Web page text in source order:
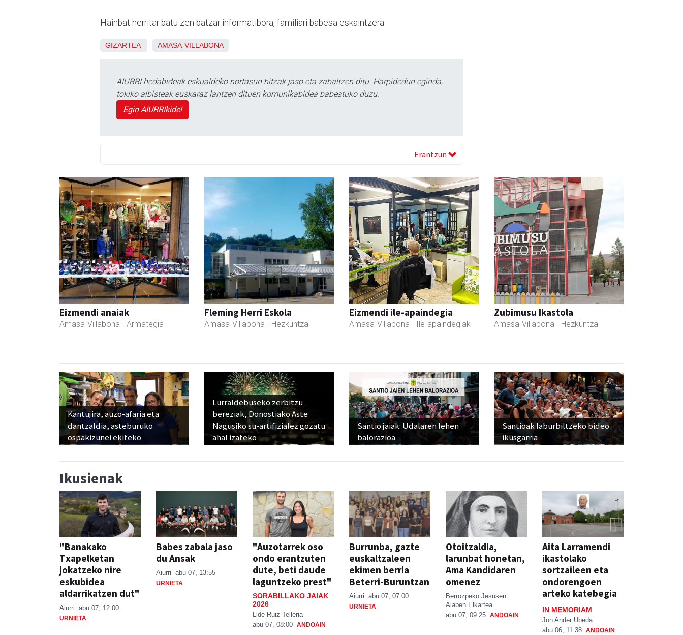
Hainbat herritar batu zen batzar informatibora, familiari babesa eskaintzera.
GIZARTEA AMASA-VILLABONA
AIURRI hedabideak eskualdeko nortasun hitzak jaso eta zabaltzen ditu. Harpidedun eginda,
tokiko albisteak euskaraz lantzen dituen komunikabidea babestuko duzu.
Egin AIURRIkide!
Erantzun
Eizmendi anaiak
Amasa-Villabona - Armategia
Fleming Herri Eskola
Amasa-Villabona - Hezkuntza
Eizmendi ile-apaindegia
Amasa-Villabona - Ile-apaindegiak
Zubimusu Ikastola
Amasa-Villabona - Hezkuntza
Kantujira, auzo-afaria eta
dantzaldia, asteburuko
ospakizunei ekiteko
Lurraldebuseko zerbitzu
bereziak, Donostiako Aste
Nagusiko su-artifizialez gozatu
ahal izateko
Santio jaiak: Udalaren lehen
balorazioa
Santioak laburbiltzeko bideo
ikusgarria
Ikusienak
"Banakako
Txapelketan
jokatzeko nire
eskubidea
aldarrikatzen dut"
Aiurri abu 07, 12:00
URNIETA
Babes zabala jaso
du Ansak
Aiurri abu 07, 13:55
URNIETA
"Auzotarrek oso
ondo erantzuten
dute, beti daude
laguntzeko prest"
SORABILLAKO JAIAK
2026
Lide Ruiz Telleria
abu 07, 08:00 ANDOAIN
Burrunba, gazte
euskaltzaleen
ekimen berria
Beterri-Buruntzan
Aiurri abu 07, 07:00
URNIETA
Otoitzaldia,
larunbat honetan,
Ama Kandidaren
omenez
Berrozpeko Jesusen
Alaben Elkartea
abu 07, 09:25 ANDOAIN
Aita Larramendi
ikastolako
sortzaileen eta
ondorengoen
arteko katebegia
IN MEMORIAM
Jon Ander Ubeda
abu 06, 11:38 ANDOAIN